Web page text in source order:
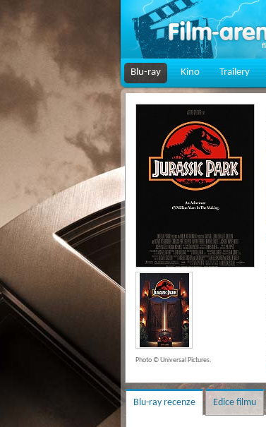
Blu-ray Kino Trailery
Photo © Universal Pictures.
Blu-ray recenze Edice filmu